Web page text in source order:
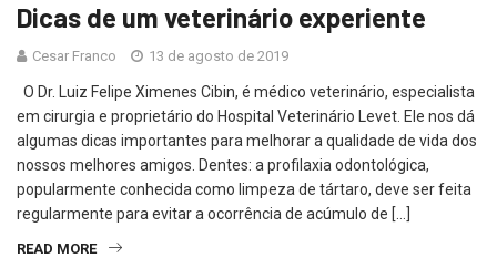
Dicas de um veterinário experiente
Cesar Franco 13 de agosto de 2019
O Dr. Luiz Felipe Ximenes Cibin, é médico veterinário, especialista
em cirurgia e proprietário do Hospital Veterinário Levet. Ele nos dá
algumas dicas importantes para melhorar a qualidade de vida dos
nossos melhores amigos. Dentes: a profilaxia odontológica,
popularmente conhecida como limpeza de tártaro, deve ser feita
regularmente para evitar a ocorrência de acúmulo de […]
READ MORE